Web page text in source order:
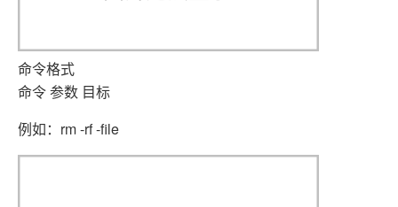
命令格式
命令 参数 目标
例如：rm -rf -file